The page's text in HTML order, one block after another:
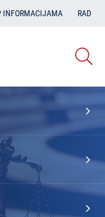
INFORMACIJAMA RAD